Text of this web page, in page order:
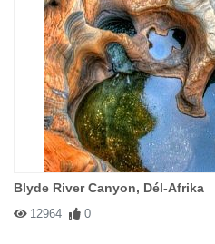
Blyde River Canyon, Dél-Afrika
12964 0